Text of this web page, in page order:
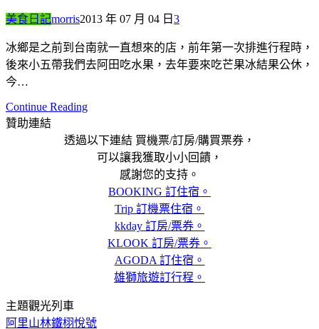
美食日記morris2013 年 07 月 04 日 3
冰鄉是之前到台南就一直想來的店，前年第一次排進行程時，
後來小五帶我們去阿田吃水果，去年要來吃芒果冰結果公休，
今…
Continue Reading
贊助連結
透過以下連結 買機票/訂房/購買票券，
可以讓我獲取小小回饋，
感謝您的支持。
BOOKING 訂住宿。
Trip 訂機票住宿。
kkday 訂房/票券。
KLOOK 訂房/票券。
AGODA 訂住宿。
雄獅旅遊訂行程。
主題觀光列車
阿里山林鐵栩悅號